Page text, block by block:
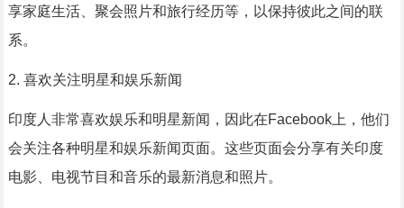
享家庭生活、聚会照片和旅行经历等，以保持彼此之间的联
系。
2. 喜欢关注明星和娱乐新闻
印度人非常喜欢娱乐和明星新闻，因此在Facebook上，他们
会关注各种明星和娱乐新闻页面。这些页面会分享有关印度
电影、电视节目和音乐的最新消息和照片。